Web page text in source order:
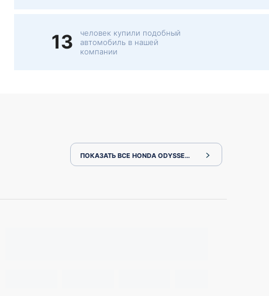
13
человек купили подобный
автомобиль в нашей
компании
ПОКАЗАТЬ ВСЕ HONDA ODYSSEY RC4